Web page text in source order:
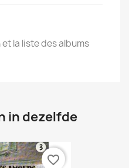
la liste des albums
in dezelfde
favorite_border